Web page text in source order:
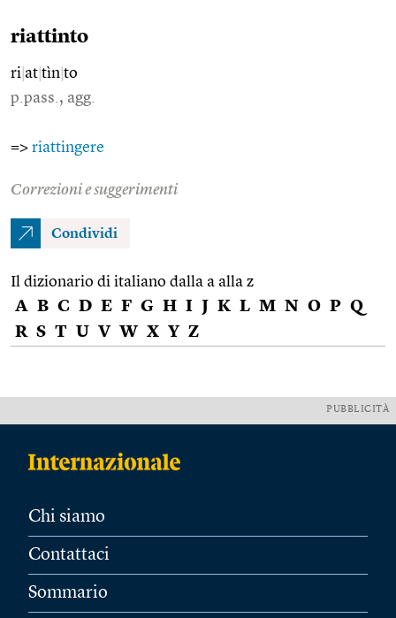
riattinto
ri at tìn to
p.pass., agg.
=> riattingere
Correzioni e suggerimenti
Condividi
Il dizionario di italiano dalla a alla z
A B C D E F G H I J K L M N O P Q
R S T U V W X Y Z
PUBBLICITÀ
Chi siamo
Contattaci
Sommario